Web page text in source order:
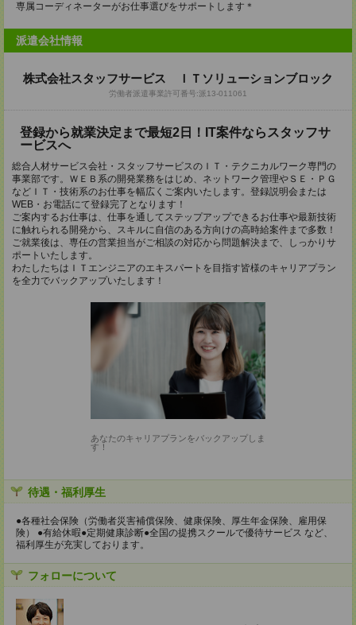
専属コーディネーターがお仕事選びをサポートします＊
派遣会社情報
株式会社スタッフサービス ＩＴソリューションブロック
労働者派遣事業許可番号:派13-011061
登録から就業決定まで最短2日！IT案件ならスタッフサ
ービスへ
総合人材サービス会社・スタッフサービスのＩＴ・テクニカルワーク専門の
事業部です。ＷＥＢ系の開発業務をはじめ、ネットワーク管理やＳＥ・ＰＧ
などＩＴ・技術系のお仕事を幅広くご案内いたします。登録説明会または
WEB・お電話にて登録完了となります！
ご案内するお仕事は、仕事を通してステップアップできるお仕事や最新技術
に触れられる開発から、スキルに自信のある方向けの高時給案件まで多数！
ご就業後は、専任の営業担当がご相談の対応から問題解決まで、しっかりサ
ポートいたします。
わたしたちはＩＴエンジニアのエキスパートを目指す皆様のキャリアプラン
を全力でバックアップいたします！
あなたのキャリアプランをバックアップしま
す！
待遇・福利厚生
●各種社会保険（労働者災害補償保険、健康保険、厚生年金保険、雇用保
険） ●有給休暇●定期健康診断●全国の提携スクールで優待サービス など、
福利厚生が充実しております。
フォローについて